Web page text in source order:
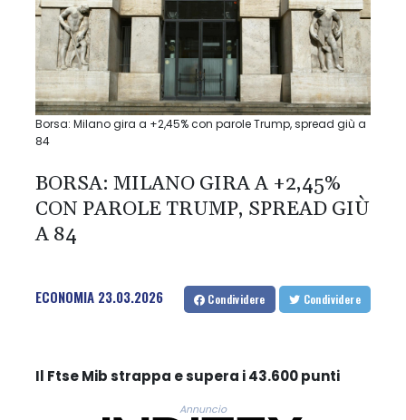
Borsa: Milano gira a +2,45% con parole Trump, spread giù a
84
BORSA: MILANO GIRA A +2,45%
CON PAROLE TRUMP, SPREAD GIÙ
A 84
ECONOMIA 23.03.2026 Condividere Condividere
Il Ftse Mib strappa e supera i 43.600 punti
Annuncio